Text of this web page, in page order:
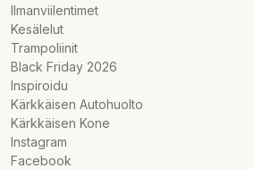
Ilmanviilentimet
Kesälelut
Trampoliinit
Black Friday 2026
Inspiroidu
Kärkkäisen Autohuolto
Kärkkäisen Kone
Instagram
Facebook